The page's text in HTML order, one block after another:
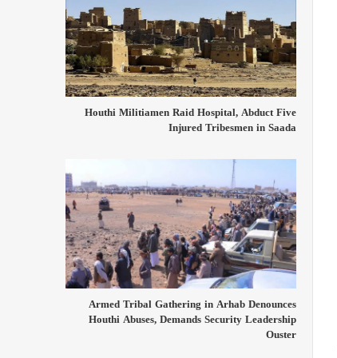
Houthi Militiamen Raid Hospital, Abduct Five
Injured Tribesmen in Saada
Armed Tribal Gathering in Arhab Denounces
Houthi Abuses, Demands Security Leadership
Ouster